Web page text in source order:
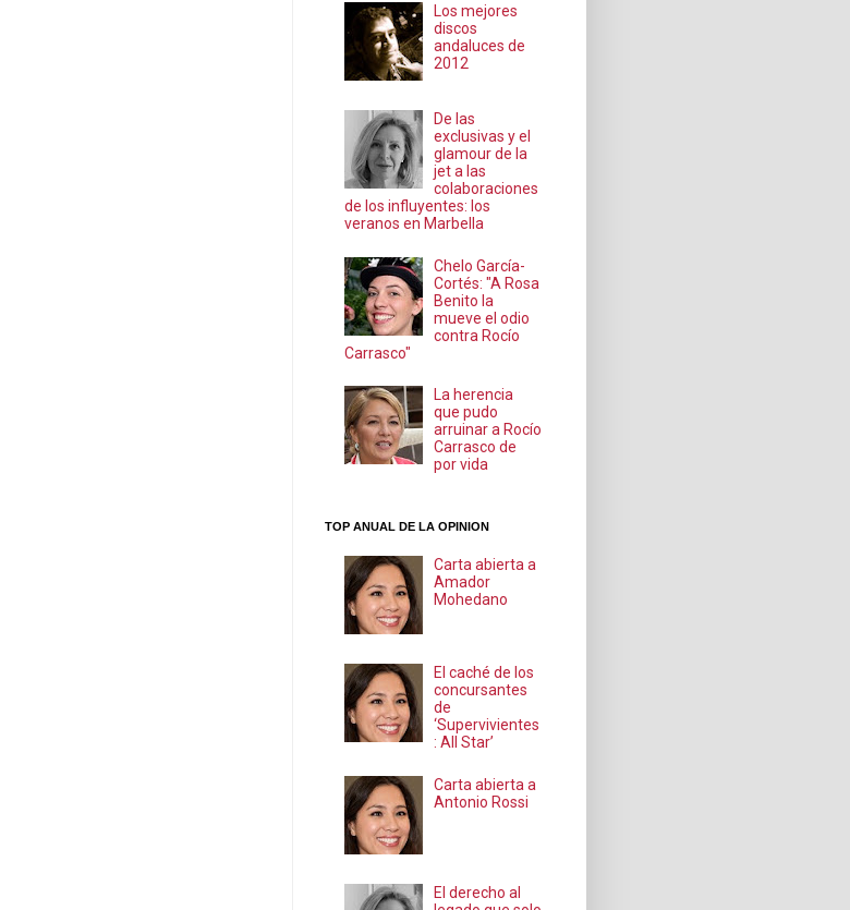
Los mejores
discos
andaluces de
2012
De las
exclusivas y el
glamour de la
jet a las
colaboraciones
de los influyentes: los
veranos en Marbella
Chelo García-
Cortés: "A Rosa
Benito la
mueve el odio
contra Rocío
Carrasco"
La herencia
que pudo
arruinar a Rocío
Carrasco de
por vida
TOP ANUAL DE LA OPINION
Carta abierta a
Amador
Mohedano
El caché de los
concursantes
de
‘Supervivientes
: All Star’
Carta abierta a
Antonio Rossi
El derecho al